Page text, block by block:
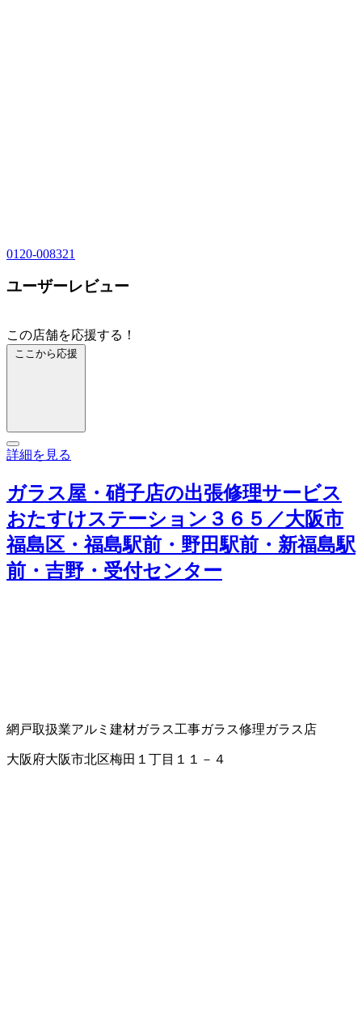
0120-008321
ユーザーレビュー
この店舗を応援する！
ここから応援
詳細を見る
ガラス屋・硝子店の出張修理サービス
おたすけステーション３６５／大阪市
福島区・福島駅前・野田駅前・新福島駅
前・吉野・受付センター
網戸取扱業アルミ建材ガラス工事ガラス修理ガラス店
大阪府大阪市北区梅田１丁目１１－４